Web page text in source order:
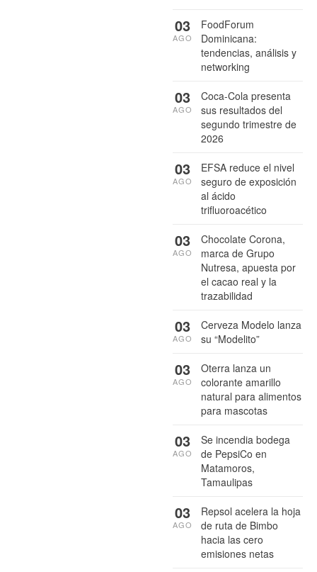
FoodForum
Dominicana:
tendencias, análisis y
networking
03
AGO
Coca-Cola presenta
sus resultados del
segundo trimestre de
2026
03
AGO
EFSA reduce el nivel
seguro de exposición
al ácido
trifluoroacético
03
AGO
Chocolate Corona,
marca de Grupo
Nutresa, apuesta por
el cacao real y la
trazabilidad
03
AGO
Cerveza Modelo lanza
su “Modelito”
03
AGO
Oterra lanza un
colorante amarillo
natural para alimentos
para mascotas
03
AGO
Se incendia bodega
de PepsiCo en
Matamoros,
Tamaulipas
03
AGO
Repsol acelera la hoja
de ruta de Bimbo
hacia las cero
emisiones netas
03
AGO